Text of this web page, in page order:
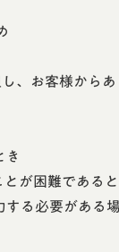
、お客様から
が困難である
る必要がある